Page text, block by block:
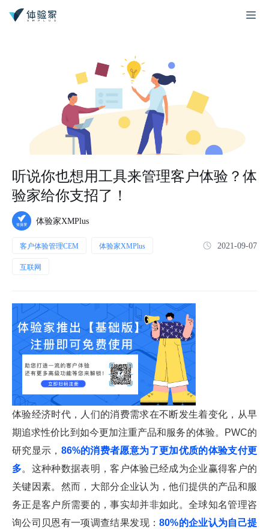
听说你也想用工具来管理客户体验？体
验家给你支招了！
体验家XMPlus
客户体验管理CEM 体验家XMPlus
互联网
2021-09-07
体验经济时代，人们的消费需求在不断发生着变化，从早
期追求性价比到如今更加注重产品和服务的体验。PWC的
研究显示， 86%的消费者愿意为了更加优质的体验支付更
多。这种种数据表明，客户体验已经成为企业赢得客户的
关键因素。然而，大部分企业认为，他们提供的产品和服
务正是客户所需要的，事实却并非如此。全球知名管理咨
询公司贝恩有一项调查结果发现：80%的企业认为自己提